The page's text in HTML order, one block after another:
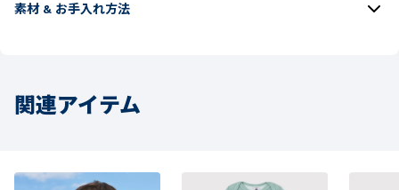
素材 & お手入れ方法
関連アイテム